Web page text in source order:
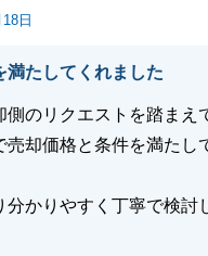
層努めてまいります。
日
満たしてくれました
側のリクエストを踏まえ
売却価格と条件を満たし
分かりやすく丁寧で検討